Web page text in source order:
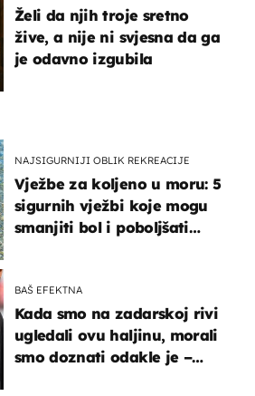
Želi da njih troje sretno
žive, a nije ni svjesna da ga
je odavno izgubila
NAJSIGURNIJI OBLIK REKREACIJE
Vježbe za koljeno u moru: 5
sigurnih vježbi koje mogu
smanjiti bol i poboljšati
BAŠ EFEKTNA
Kada smo na zadarskoj rivi
ugledali ovu haljinu, morali
smo doznati odakle je –